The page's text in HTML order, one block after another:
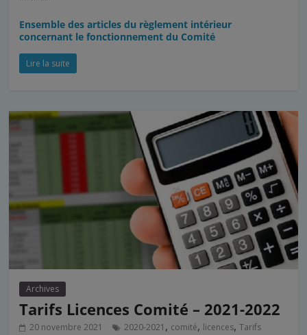
Ensemble des articles du règlement intérieur
concernant le fonctionnement du Comité
Lire la suite
Archives
Tarifs Licences Comité – 2021-2022
20 novembre 2021 2020-2021 , comité, licences,Tarifs